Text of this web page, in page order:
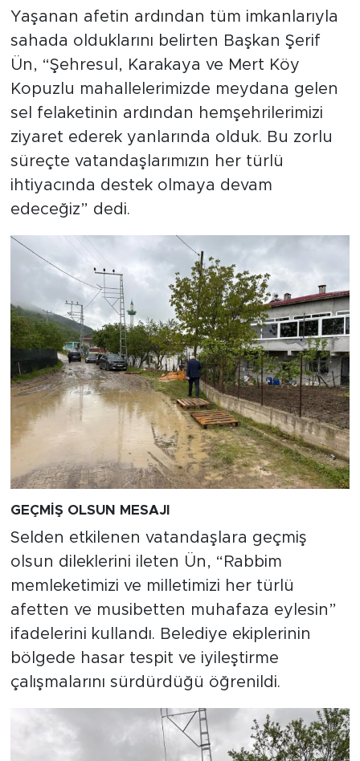
Yaşanan afetin ardından tüm imkanlarıyla
sahada olduklarını belirten Başkan Şerif
Ün, “Şehresul, Karakaya ve Mert Köy
Kopuzlu mahallelerimizde meydana gelen
sel felaketinin ardından hemşehrilerimizi
ziyaret ederek yanlarında olduk. Bu zorlu
süreçte vatandaşlarımızın her türlü
ihtiyacında destek olmaya devam
edeceğiz” dedi.
GEÇMİŞ OLSUN MESAJI
Selden etkilenen vatandaşlara geçmiş
olsun dileklerini ileten Ün, “Rabbim
memleketimizi ve milletimizi her türlü
afetten ve musibetten muhafaza eylesin”
ifadelerini kullandı. Belediye ekiplerinin
bölgede hasar tespit ve iyileştirme
çalışmalarını sürdürdüğü öğrenildi.